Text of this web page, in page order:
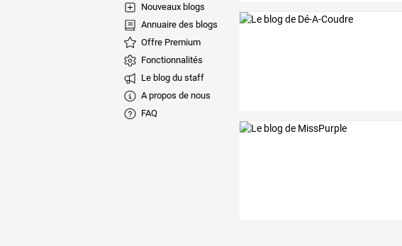
Nouveaux blogs
Annuaire des blogs
Offre Premium
Fonctionnalités
Le blog du staff
A propos de nous
FAQ